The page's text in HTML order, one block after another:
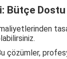
Bütçe
çözümler,